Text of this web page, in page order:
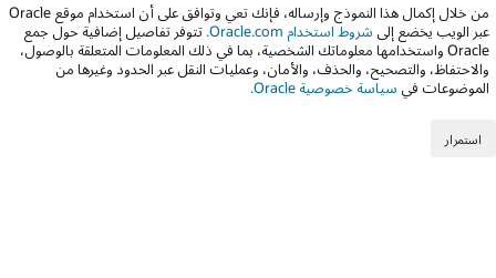
من خلال إكمال هذا النموذج وإرساله، فإنك تعي وتوافق على أن استخدام موقع Oracle
عبر الويب يخضع إلى شروط استخدام Oracle.com.
تتوفر تفاصيل إضافية حول جمع
Oracle واستخدامها معلوماتك الشخصية، بما في ذلك المعلومات المتعلقة بالوصول،
والاحتفاظ، والتصحيح، والحذف، والأمان، وعمليات النقل عبر الحدود وغيرها من
الموضوعات في سياسة خصوصية Oracle.
استمرار